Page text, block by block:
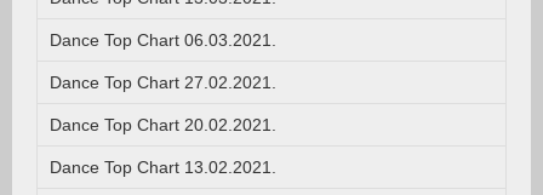
Dance Top Chart 06.03.2021.
Dance Top Chart 27.02.2021.
Dance Top Chart 20.02.2021.
Dance Top Chart 13.02.2021.